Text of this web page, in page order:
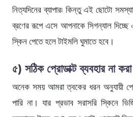
নিত্যদিনের ব্যাপার৷ কিন্তু এই ছোটো
ব্রণের রূপে এসে আপনাকে সিগন্যাল দিচ্ছে
স্কিন পেতে হলে টাইমলি ঘুমাতে হবে।
৫) সঠিক প্রোডাক্ট ব্যবহার না করা
অনেক সময় আমরা ত্বকের ধরন অনুযায়ী
পারি না। যার প্রভাব সরাসরি স্কিনে